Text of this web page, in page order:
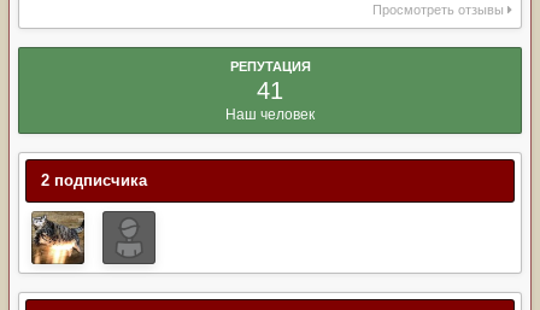
Просмотреть отзывы
РЕПУТАЦИЯ
41
Наш человек
2 подписчика